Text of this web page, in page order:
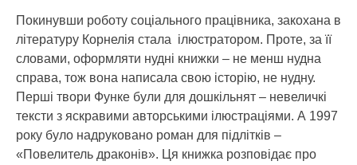
Покинувши роботу соціального працівника, закохана в
літературу Корнелія стала ілюстратором. Проте, за її
словами, оформляти нудні книжки – не менш нудна
справа, тож вона написала свою історію, не нудну.
Перші твори Функе були для дошкільнят – невеличкі
тексти з яскравими авторськими ілюстраціями. А 1997
року було надруковано роман для підлітків –
«Повелитель драконів». Ця книжка розповідає про